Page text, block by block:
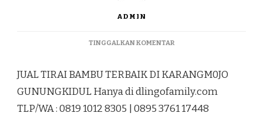
ADMIN
TINGGALKAN KOMENTARPADA
BAMBU
TERBAIK
DI
KARANGM0JO
JUAL TIRAI BAMBU TERBAIK DI KARANGM0JO
GUNUNGKIDUL Hanya di dlingofamily.com
TLP/WA : 0819 1012 8305 | 0895 3761 17448